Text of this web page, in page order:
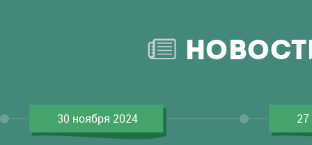
30 ноября 2024